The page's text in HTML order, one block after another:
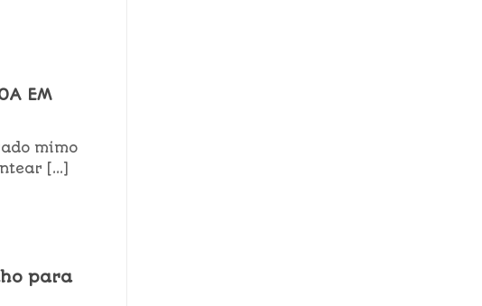
EM
mimo
[...]
para